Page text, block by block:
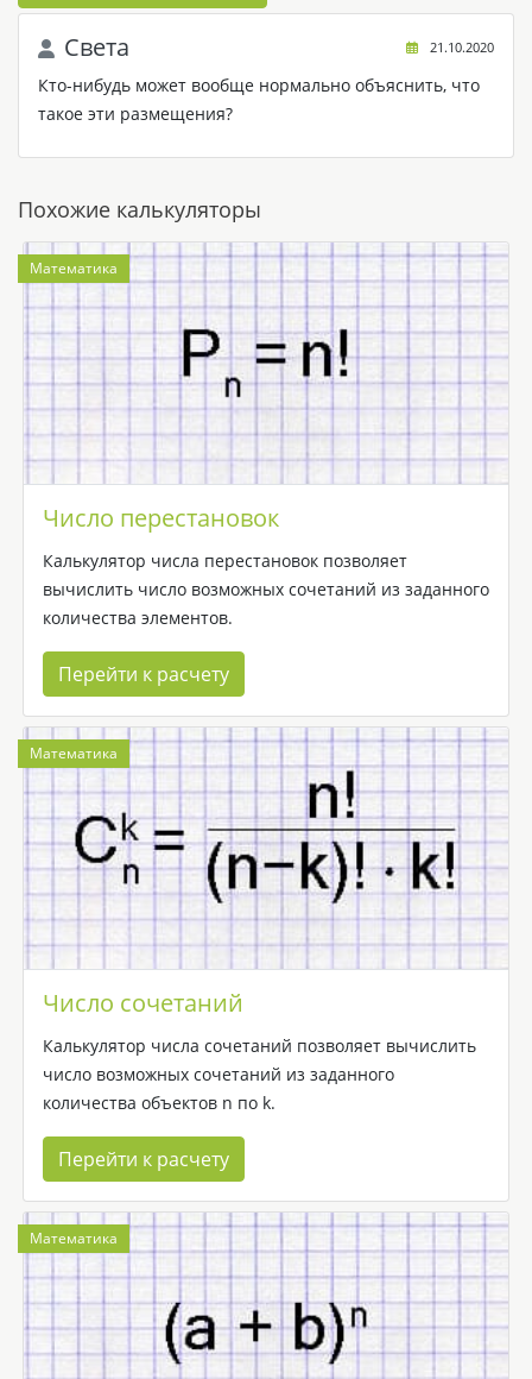
21.10.2020
Света
Кто-нибудь может вообще нормально объяснить, что
такое эти размещения?
Похожие калькуляторы
Математика
Число перестановок
Калькулятор числа перестановок позволяет
вычислить число возможных сочетаний из заданного
количества элементов.
Перейти к расчету
Математика
Число сочетаний
Калькулятор числа сочетаний позволяет вычислить
число возможных сочетаний из заданного
количества объектов n по k.
Перейти к расчету
Математика